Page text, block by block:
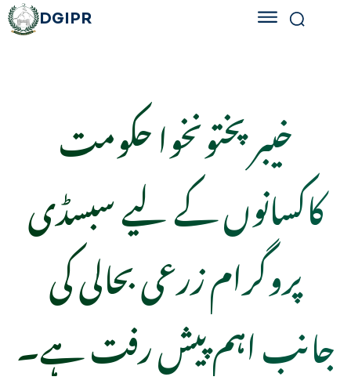
DGIPR
خیبر پختونخوا حکومت
کاکسانوں کے لیے سبسڈی
پروگرام زرعی بحالی کی
جانب اہم پیش رفت ہے۔